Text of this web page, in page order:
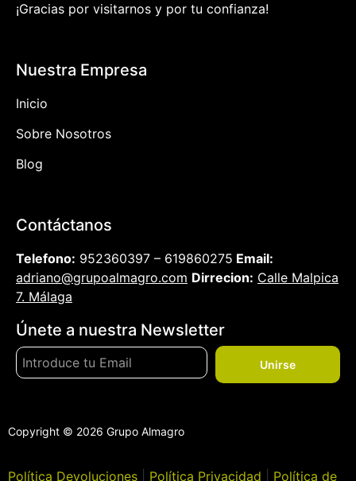
¡Gracias por visitarnos y por tu confianza!
Nuestra Empresa
Inicio
Sobre Nosotros
Blog
Contáctanos
Telefono: 952360397 – 619860275 Email:
adriano@grupoalmagro.com Dirrecion: Calle Malpica
7. Málaga
Únete a nuestra Newsletter
Unirse
Copyright © 2026 Grupo Almagro
Política Devoluciones Política Privacidad Política de